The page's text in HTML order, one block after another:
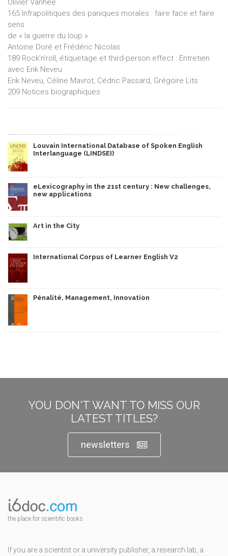
Olivier Vanhée
165 Infrapolitiques des paniques morales : faire face et faire
sens
de « la guerre du loup »
Antoine Doré et Frédéric Nicolas
189 Rock’n’roll, étiquetage et third-person effect : Entretien
avec Erik Neveu
Erik Neveu, Céline Mavrot, Cédric Passard, Grégoire Lits
209 Notices biographiques
Louvain International Database of Spoken English
Interlanguage (LINDSEI)
eLexicography in the 21st century : New challenges,
new applications
Art in the City
International Corpus of Learner English V2
Pénalité, Management, Innovation
YOU DON'T WANT TO MISS OUR
LATEST TITLES?
newsletters
the place for scientific books
If you are a scientist or a university publisher, a research lab, a